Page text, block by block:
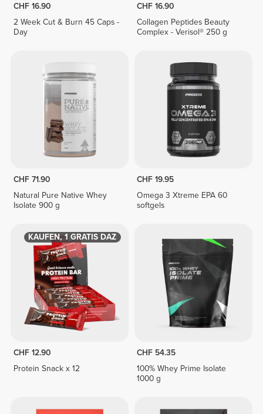
CHF 16.90
2 Week Cut & Burn 45 Caps -
Day
CHF 16.90
Collagen Peptides Beauty
Complex - Verisol® 250 g
CHF 71.90
Natural Pure Native Whey
Isolate 900 g
CHF 19.95
Omega 3 Xtreme EPA 60
softgels
1 KAUFEN, 1 GRATIS DAZU
CHF 12.90
Protein Snack x 12
CHF 54.35
100% Whey Prime Isolate
1000 g